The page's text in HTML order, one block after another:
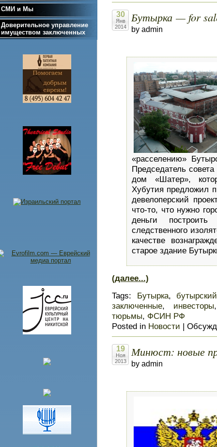
30
Янв
2014
Бутырка — for
by admin
«расселению»
Председатель
дом «Шатер»,
Хубутия предложил
девелоперский
что-то, что нужно
деньги
следственного
качестве
старое здание
(далее...)
Tags: Бутырка,
заключенные, инвесторы
тюрьмы, ФСИН РФ
Posted in Новости |
19
Ноя
2013
Минюст: новые
by admin
СМИ и Мы
Доверительное управление
имуществом заключенных